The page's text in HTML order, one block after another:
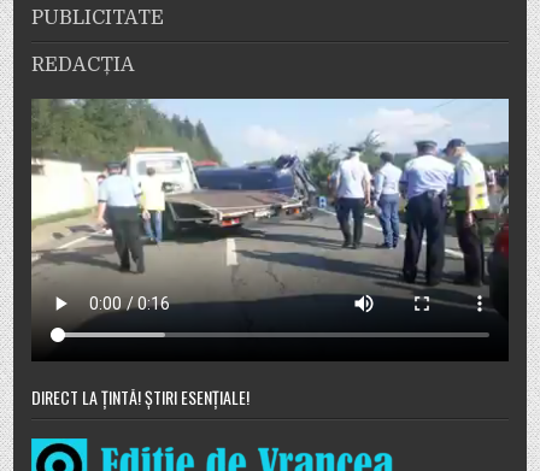
PUBLICITATE
REDACȚIA
DIRECT LA ȚINTĂ! ȘTIRI ESENȚIALE!